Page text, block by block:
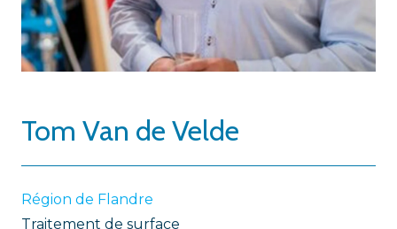
Tom Van de Velde
Région de Flandre
Traitement de surface